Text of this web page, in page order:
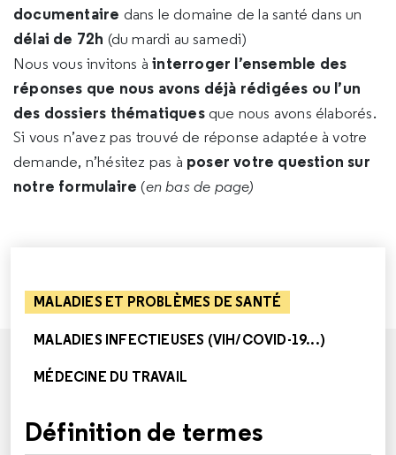
documentaire dans le domaine de la santé dans un
délai de 72h (du mardi au samedi)
Nous vous invitons àinterroger l’ensemble des
réponses que nous avons déjà rédigées ou l’un
des dossiers thématiques que nous avons élaborés.
Si vous n’avez pas trouvé de réponse adaptée à votre
demande, n’hésitez pas à poser votre question sur
notre formulaire (en bas de page)
MALADIES ET PROBLÈMES DE SANTÉ
MALADIES INFECTIEUSES (VIH/COVID-19...)
MÉDECINE DU TRAVAIL
Définition de termes